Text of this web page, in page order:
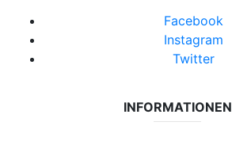
Facebook
Instagram
Twitter
INFORMATIONEN